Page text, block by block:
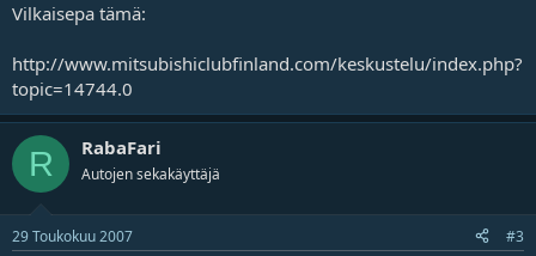
Vilkaisepa tämä:
http://www.mitsubishiclubfinland.com/keskustelu/index.php?
topic=14744.0
R RabaFari
Autojen sekakäyttäjä
29 Toukokuu 2007 #3